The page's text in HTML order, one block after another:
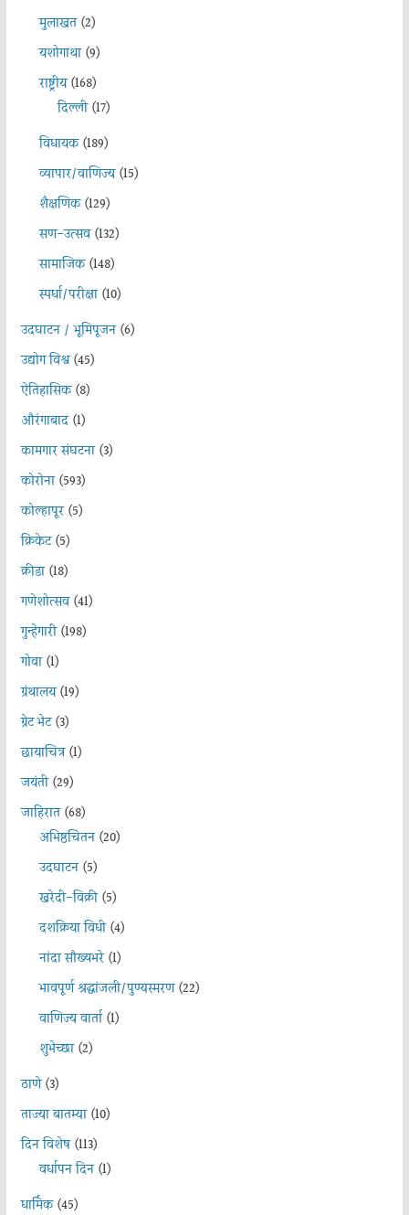
मुलाखत(2)
यशोगाथा(9)
राष्ट्रीय(168)
दिल्ली(17)
विधायक(189)
व्यापार/वाणिज्य(15)
शैक्षणिक(129)
सण-उत्सव(132)
सामाजिक(148)
स्पर्धा/परीक्षा(10)
उदघाटन / भूमिपूजन(6)
उद्योग विश्व(45)
ऐतिहासिक(8)
औरंगाबाद(1)
कामगार संघटना(3)
कोरोना(593)
कोल्हापूर(5)
क्रिकेट(5)
क्रीडा(18)
गणेशोत्सव(41)
गुन्हेगारी(198)
गोवा(1)
ग्रंथालय(19)
ग्रेट भेट(3)
छायाचित्र(1)
जयंती(29)
जाहिरात(68)
अभिष्ठचिंतन(20)
उदघाटन(5)
खरेदी-विक्री(5)
दशक्रिया विधी(4)
नांदा सौख्यभरे(1)
भावपूर्ण श्रद्धांजली/पुण्यस्मरण(22)
वाणिज्य वार्ता(1)
शुभेच्छा(2)
ठाणे(3)
ताज्या बातम्या(10)
दिन विशेष(113)
वर्धापन दिन(1)
धार्मिक(45)